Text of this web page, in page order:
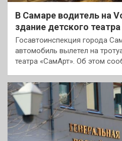
В Самаре водитель на
здание детского
Госавтоинспекция города
автомобиль вылетел на
театра «СамАрт». Об этом